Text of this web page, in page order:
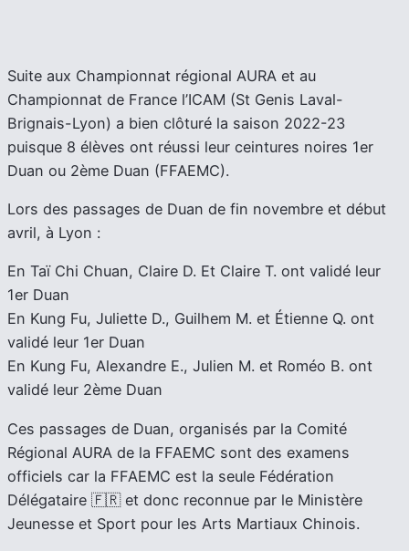
Suite aux Championnat régional AURA et au
Championnat de France l’ICAM (St Genis Laval-
Brignais-Lyon) a bien clôturé la saison 2022-23
puisque 8 élèves ont réussi leur ceintures noires 1er
Duan ou 2ème Duan (FFAEMC).
Lors des passages de Duan de fin novembre et début
avril, à Lyon :
En Taï Chi Chuan, Claire D. Et Claire T. ont validé leur
1er Duan
En Kung Fu, Juliette D., Guilhem M. et Étienne Q. ont
validé leur 1er Duan
En Kung Fu, Alexandre E., Julien M. et Roméo B. ont
validé leur 2ème Duan
Ces passages de Duan, organisés par la Comité
Régional AURA de la FFAEMC sont des examens
officiels car la FFAEMC est la seule Fédération
Délégataire 🇫🇷 et donc reconnue par le Ministère
Jeunesse et Sport pour les Arts Martiaux Chinois.